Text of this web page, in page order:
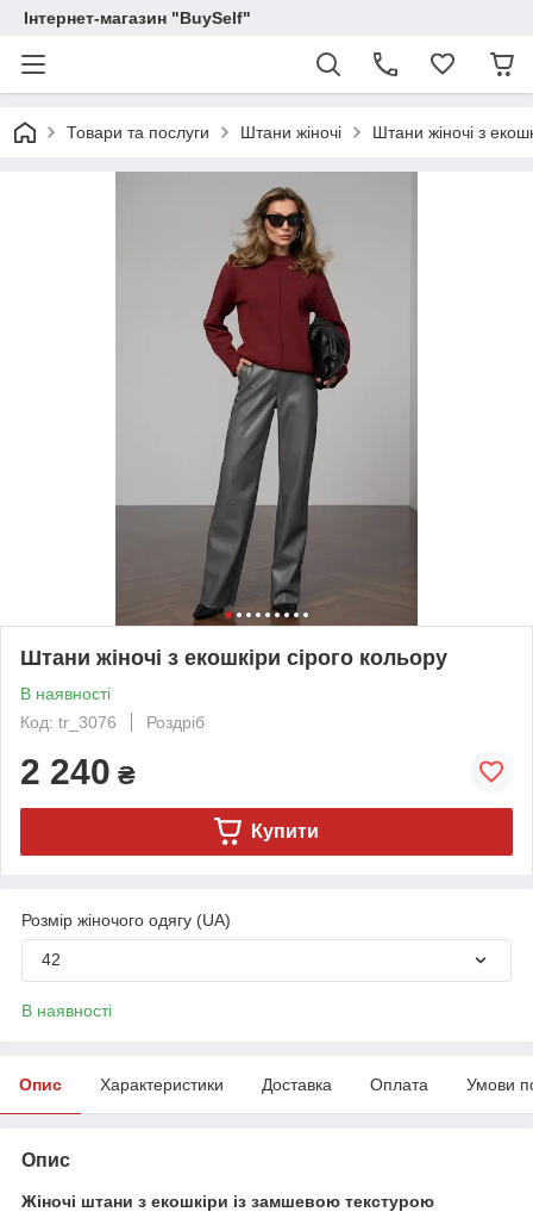
Інтернет-магазин "BuySelf"
Товари та послуги Штани жіночі Штани жіночі з
Штани жіночі з екошкіри сірого кольору
В наявності
Код: tr_3076
Роздріб
2 240 ₴
Купити
Розмір жіночого одягу (UA)
42
В наявності
Опис Характеристики Доставка Оплата Умови
Опис
Жіночі штани з екошкіри із замшевою текстурою